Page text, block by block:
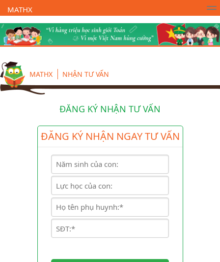
MATHX
Trường Toán Online MATHX Học toán - Lớp 1
MATHX NHẬN TƯ VẤN
ĐĂNG KÝ NHẬN TƯ VẤN
ĐĂNG KÝ NHẬN NGAY TƯ VẤN